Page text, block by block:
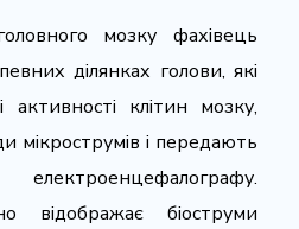
мозку фахівець
ділянках голови, які
активності клітин мозку,
мікрострумів і передають
відображає біоструми